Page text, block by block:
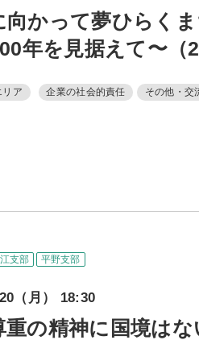
向かって夢ひらく
年を見据えて〜（
リア 企業の社会的責任 その他・交
支部 平野支部
（月） 18:30
重の精神に国境はな